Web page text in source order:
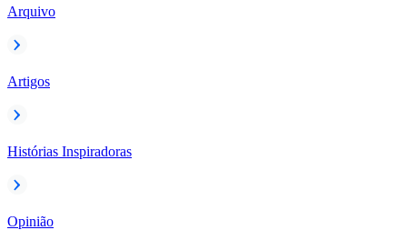
Arquivo
Artigos
Histórias Inspiradoras
Opinião